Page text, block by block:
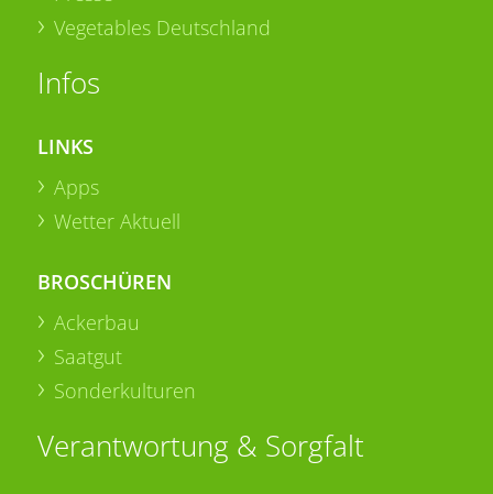
Vegetables Deutschland
Infos
LINKS
Apps
Wetter Aktuell
BROSCHÜREN
Ackerbau
Saatgut
Sonderkulturen
Verantwortung & Sorgfalt